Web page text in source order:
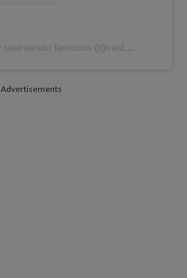
A post shared by rastreando famosos (@rastreandofamosos)
Advertisements